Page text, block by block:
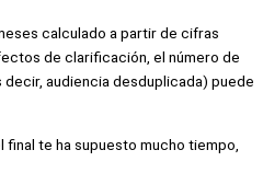
calculado a partir de cifras
de clarificación, el número de
audiencia desduplicada) puede
te ha supuesto mucho tiempo,